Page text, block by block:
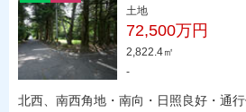
土地
72,500万円
2,822.4㎡
-
北西、南西角地・南向・日照良好・通